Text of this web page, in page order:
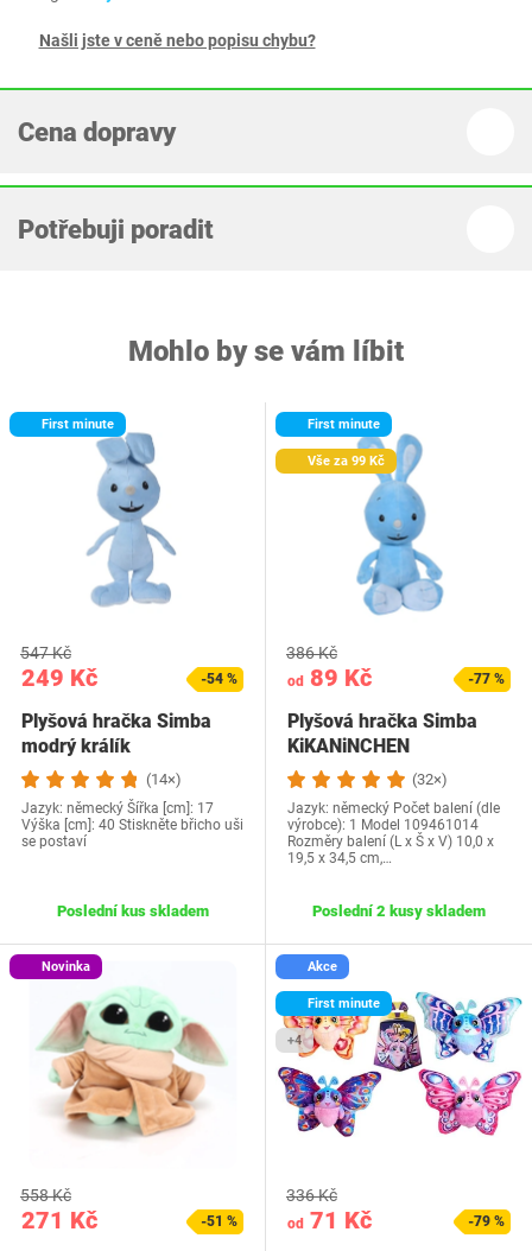
Našli jste v ceně nebo popisu chybu?
Cena dopravy
Potřebuji poradit
Mohlo by se vám líbit
First minute
249 Kč
547 Kč
-54 %
Plyšová hračka Simba
modrý králík
(14×)
Jazyk: německý Šířka [cm]: 17
Výška [cm]: 40 Stiskněte břicho uši
se postaví
Poslední kus skladem
First minute
Vše za 99 Kč
od 89 Kč
386 Kč
-77 %
Plyšová hračka Simba
KiKANiNCHEN
(32×)
Jazyk: německý Počet balení (dle
výrobce): 1 Model 109461014
Rozměry balení (L x Š x V) 10,0 x
19,5 x 34,5 cm,…
Poslední 2 kusy skladem
Novinka
271 Kč
558 Kč
-51 %
Akce
First minute
+4
od 71 Kč
336 Kč
-79 %